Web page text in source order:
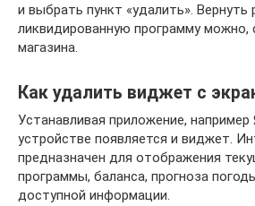
и выбрать пункт «удалить». Вернуть
ликвидированную программу можно,
магазина.
Как удалить виджет с
Устанавливая приложение, например
устройстве появляется и виджет.
предназначен для отображения
программы, баланса, прогноза
доступной информации.